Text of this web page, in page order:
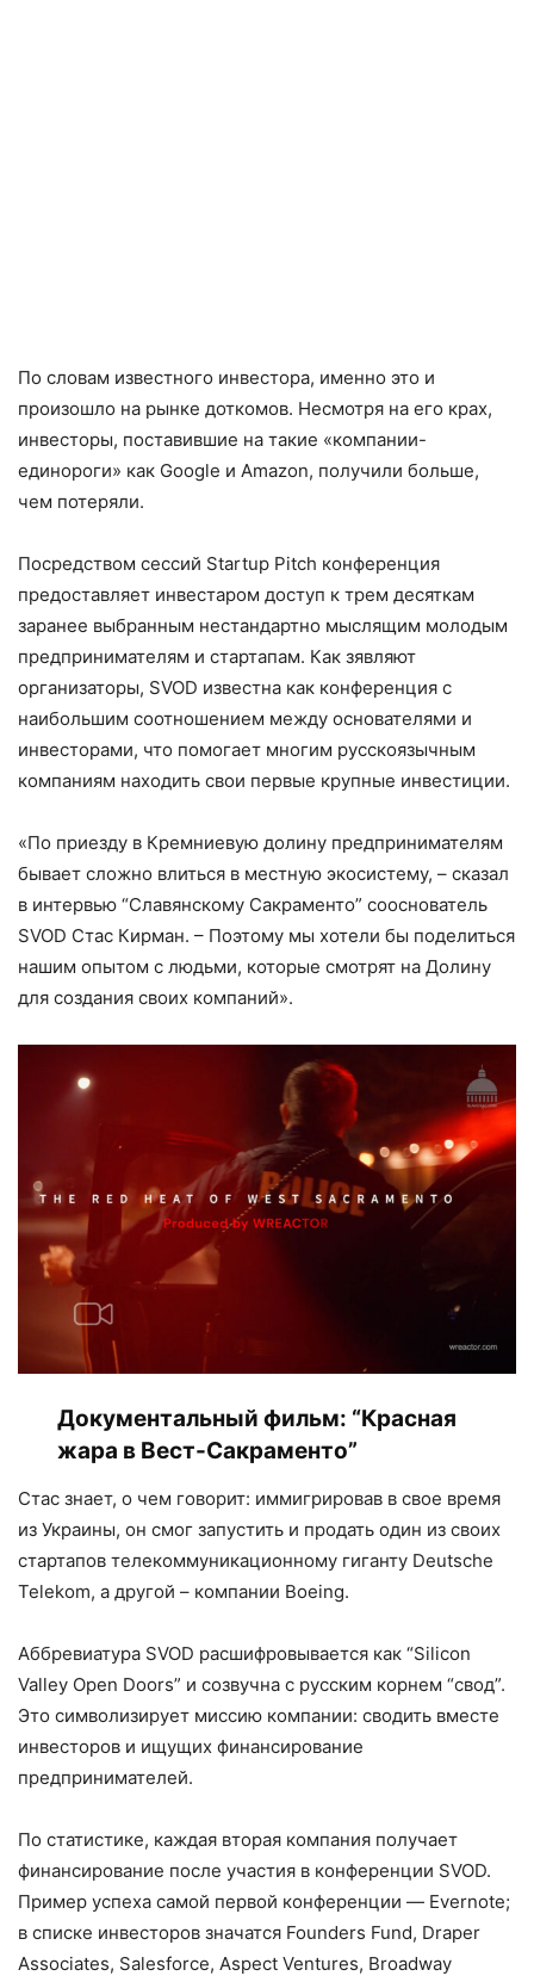
По словам известного инвестора, именно это и
произошло на рынке доткомов. Несмотря на его крах,
инвесторы, поставившие на такие «компании-
единороги» как Google и Amazon, получили больше,
чем потеряли.
Посредством сессий Startup Pitch конференция
предоставляет инвестаром доступ к трем десяткам
заранее выбранным нестандартно мыслящим молодым
предпринимателям и стартапам. Как зявляют
организаторы, SVOD известна как конференция с
наибольшим соотношением между основателями и
инвесторами, что помогает многим русскоязычным
компаниям находить свои первые крупные инвестиции.
«По приезду в Кремниевую долину предпринимателям
бывает сложно влиться в местную экосистему, – сказал
в интервью “Славянскому Сакраменто” сооснователь
SVOD Стас Кирман. – Поэтому мы хотели бы поделиться
нашим опытом с людьми, которые смотрят на Долину
для создания своих компаний».
Документальный фильм: “Красная
жара в Вест-Сакраменто”
Стас знает, о чем говорит: иммигрировав в свое время
из Украины, он смог запустить и продать один из своих
стартапов телекоммуникационному гиганту Deutsche
Telekom, а другой – компании Boeing.
Аббревиатура SVOD расшифровывается как “Silicon
Valley Open Doors” и созвучна с русским корнем “свод”.
Это символизирует миссию компании: сводить вместе
инвесторов и ищущих финансирование
предпринимателей.
По статистике, каждая вторая компания получает
финансирование после участия в конференции SVOD.
Пример успеха самой первой конференции — Evernote;
в списке инвесторов значатся Founders Fund, Draper
Associates, Salesforce, Aspect Ventures, Broadway